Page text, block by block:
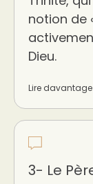
notion de
Dieu.
Lire davantage
3- Le